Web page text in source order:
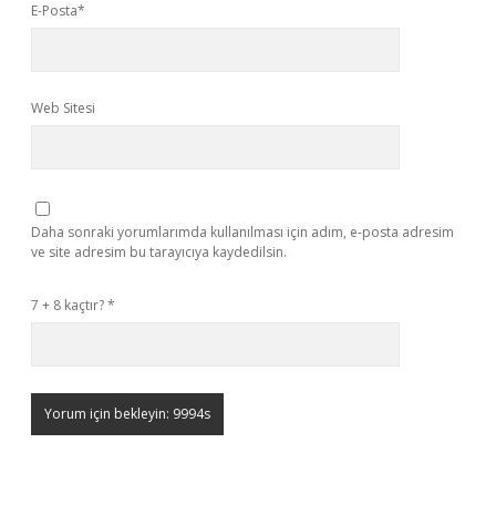
E-Posta*
Web Sitesi
Daha sonraki yorumlarımda kullanılması için adım, e-posta adresim
ve site adresim bu tarayıcıya kaydedilsin.
7 + 8 kaçtır?*